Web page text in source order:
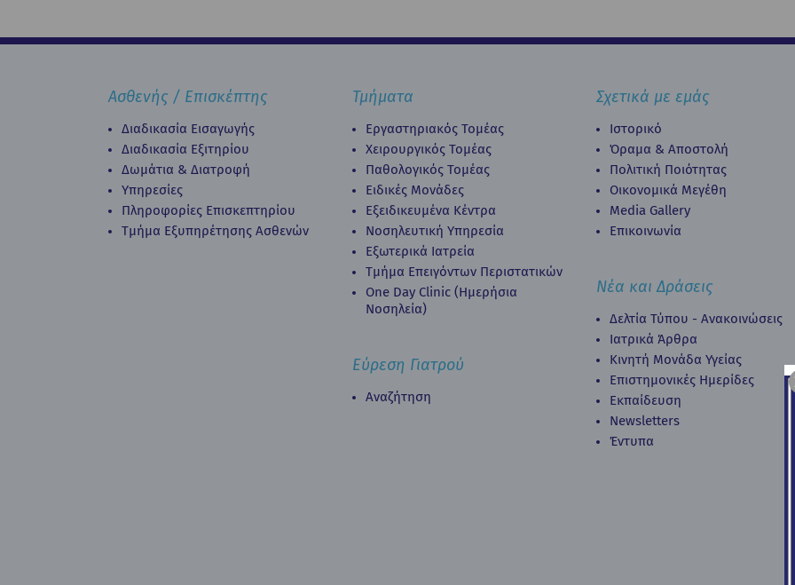
Ασθενής / Επισκέπτης
Διαδικασία Εισαγωγής
Διαδικασία Eξιτηρίου
Δωμάτια & Διατροφή
Υπηρεσίες
Πληροφορίες Επισκεπτηρίου
Τμήμα Εξυπηρέτησης Ασθενών
Τμήματα
Εργαστηριακός Τομέας
Χειρουργικός Τομέας
Παθολογικός Τομέας
Ειδικές Μονάδες
Εξειδικευμένα Κέντρα
Νοσηλευτική Υπηρεσία
Εξωτερικά Ιατρεία
Τμήμα Επειγόντων Περιστατικών
Οne Day Clinic (Ημερήσια
Νοσηλεία)
Εύρεση Γιατρού
Αναζήτηση
Σχετικά με εμάς
Ιστορικό
Όραμα & Αποστολή
Πολιτική Ποιότητας
Οικονομικά Μεγέθη
Media Gallery
Επικοινωνία
Νέα και Δράσεις
Δελτία Τύπου - Ανακοινώσεις
Ιατρικά Άρθρα
Κινητή Μονάδα Υγείας
Επιστημονικές Ημερίδες
Εκπαίδευση
Newsletters
Έντυπα